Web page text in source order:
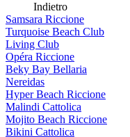
Indietro
Samsara Riccione
Turquoise Beach Club
Living Club
Opéra Riccione
Beky Bay Bellaria
Nereidas
Hyper Beach Riccione
Malindi Cattolica
Mojito Beach Riccione
Bikini Cattolica